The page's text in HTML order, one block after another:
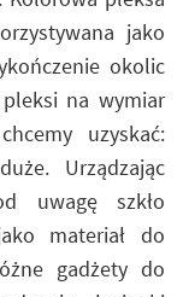
jako
okolic
na wymiar
uzyskać:
Urządzając
uwagę szkło
materiał do
gadżety do